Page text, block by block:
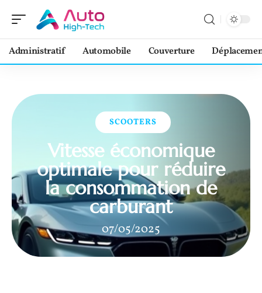
Administratif Automobile Couverture
SCOOTERS
Vitesse économique
optimale pour réduire
la consommation de
carburant
07/05/2025